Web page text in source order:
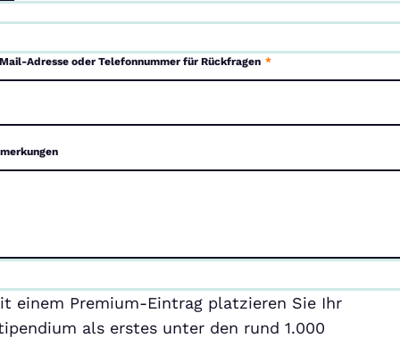
Adresse oder Telefonnummer für Rückfragen *
einem Premium-Eintrag platzieren Sie Ihr
als erstes unter den rund 1.000